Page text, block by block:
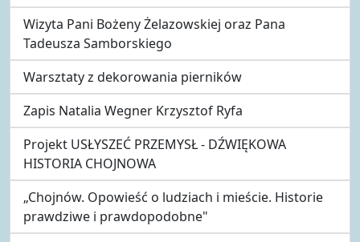
Wizyta Pani Bożeny Żelazowskiej oraz Pana
Tadeusza Samborskiego
Warsztaty z dekorowania pierników
Zapis Natalia Wegner Krzysztof Ryfa
Projekt USŁYSZEĆ PRZEMYSŁ - DŹWIĘKOWA
HISTORIA CHOJNOWA
„Chojnów. Opowieść o ludziach i mieście. Historie
prawdziwe i prawdopodobne"